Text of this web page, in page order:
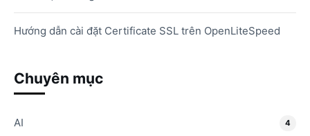
Hướng dẫn cài đặt Certificate SSL trên OpenLiteSpeed
Chuyên mục
AI 4